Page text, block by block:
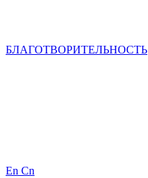
БЛАГОТВОРИТЕЛЬНОСТЬ
En Cn